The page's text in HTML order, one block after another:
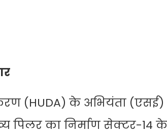
(HUDA) के अभियंता
पिलर का निर्माण सेक्टर-14